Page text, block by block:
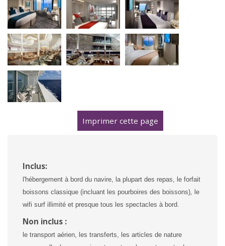
Imprimer cette page
Inclus:
l'hébergement à bord du navire, la plupart des repas, le forfait
boissons classique (incluant les pourboires des boissons), le
wifi surf illimité et presque tous les spectacles à bord.
Non inclus :
le transport aérien, les transferts, les articles de nature